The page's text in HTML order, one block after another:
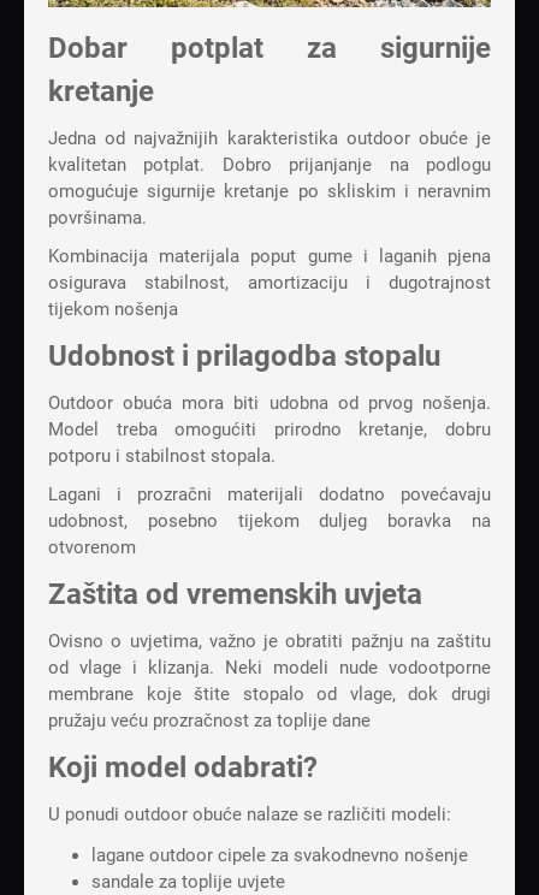
Dobar potplat za sigurnije
kretanje
Jedna od najvažnijih karakteristika outdoor obuće je
kvalitetan potplat. Dobro prijanjanje na podlogu
omogućuje sigurnije kretanje po skliskim i neravnim
površinama.
Kombinacija materijala poput gume i laganih pjena
osigurava stabilnost, amortizaciju i dugotrajnost
tijekom nošenja
Udobnost i prilagodba stopalu
Outdoor obuća mora biti udobna od prvog nošenja.
Model treba omogućiti prirodno kretanje, dobru
potporu i stabilnost stopala.
Lagani i prozračni materijali dodatno povećavaju
udobnost, posebno tijekom duljeg boravka na
otvorenom
Zaštita od vremenskih uvjeta
Ovisno o uvjetima, važno je obratiti pažnju na zaštitu
od vlage i klizanja. Neki modeli nude vodootporne
membrane koje štite stopalo od vlage, dok drugi
pružaju veću prozračnost za toplije dane
Koji model odabrati?
U ponudi outdoor obuće nalaze se različiti modeli:
lagane outdoor cipele za svakodnevno nošenje
sandale za toplije uvjete